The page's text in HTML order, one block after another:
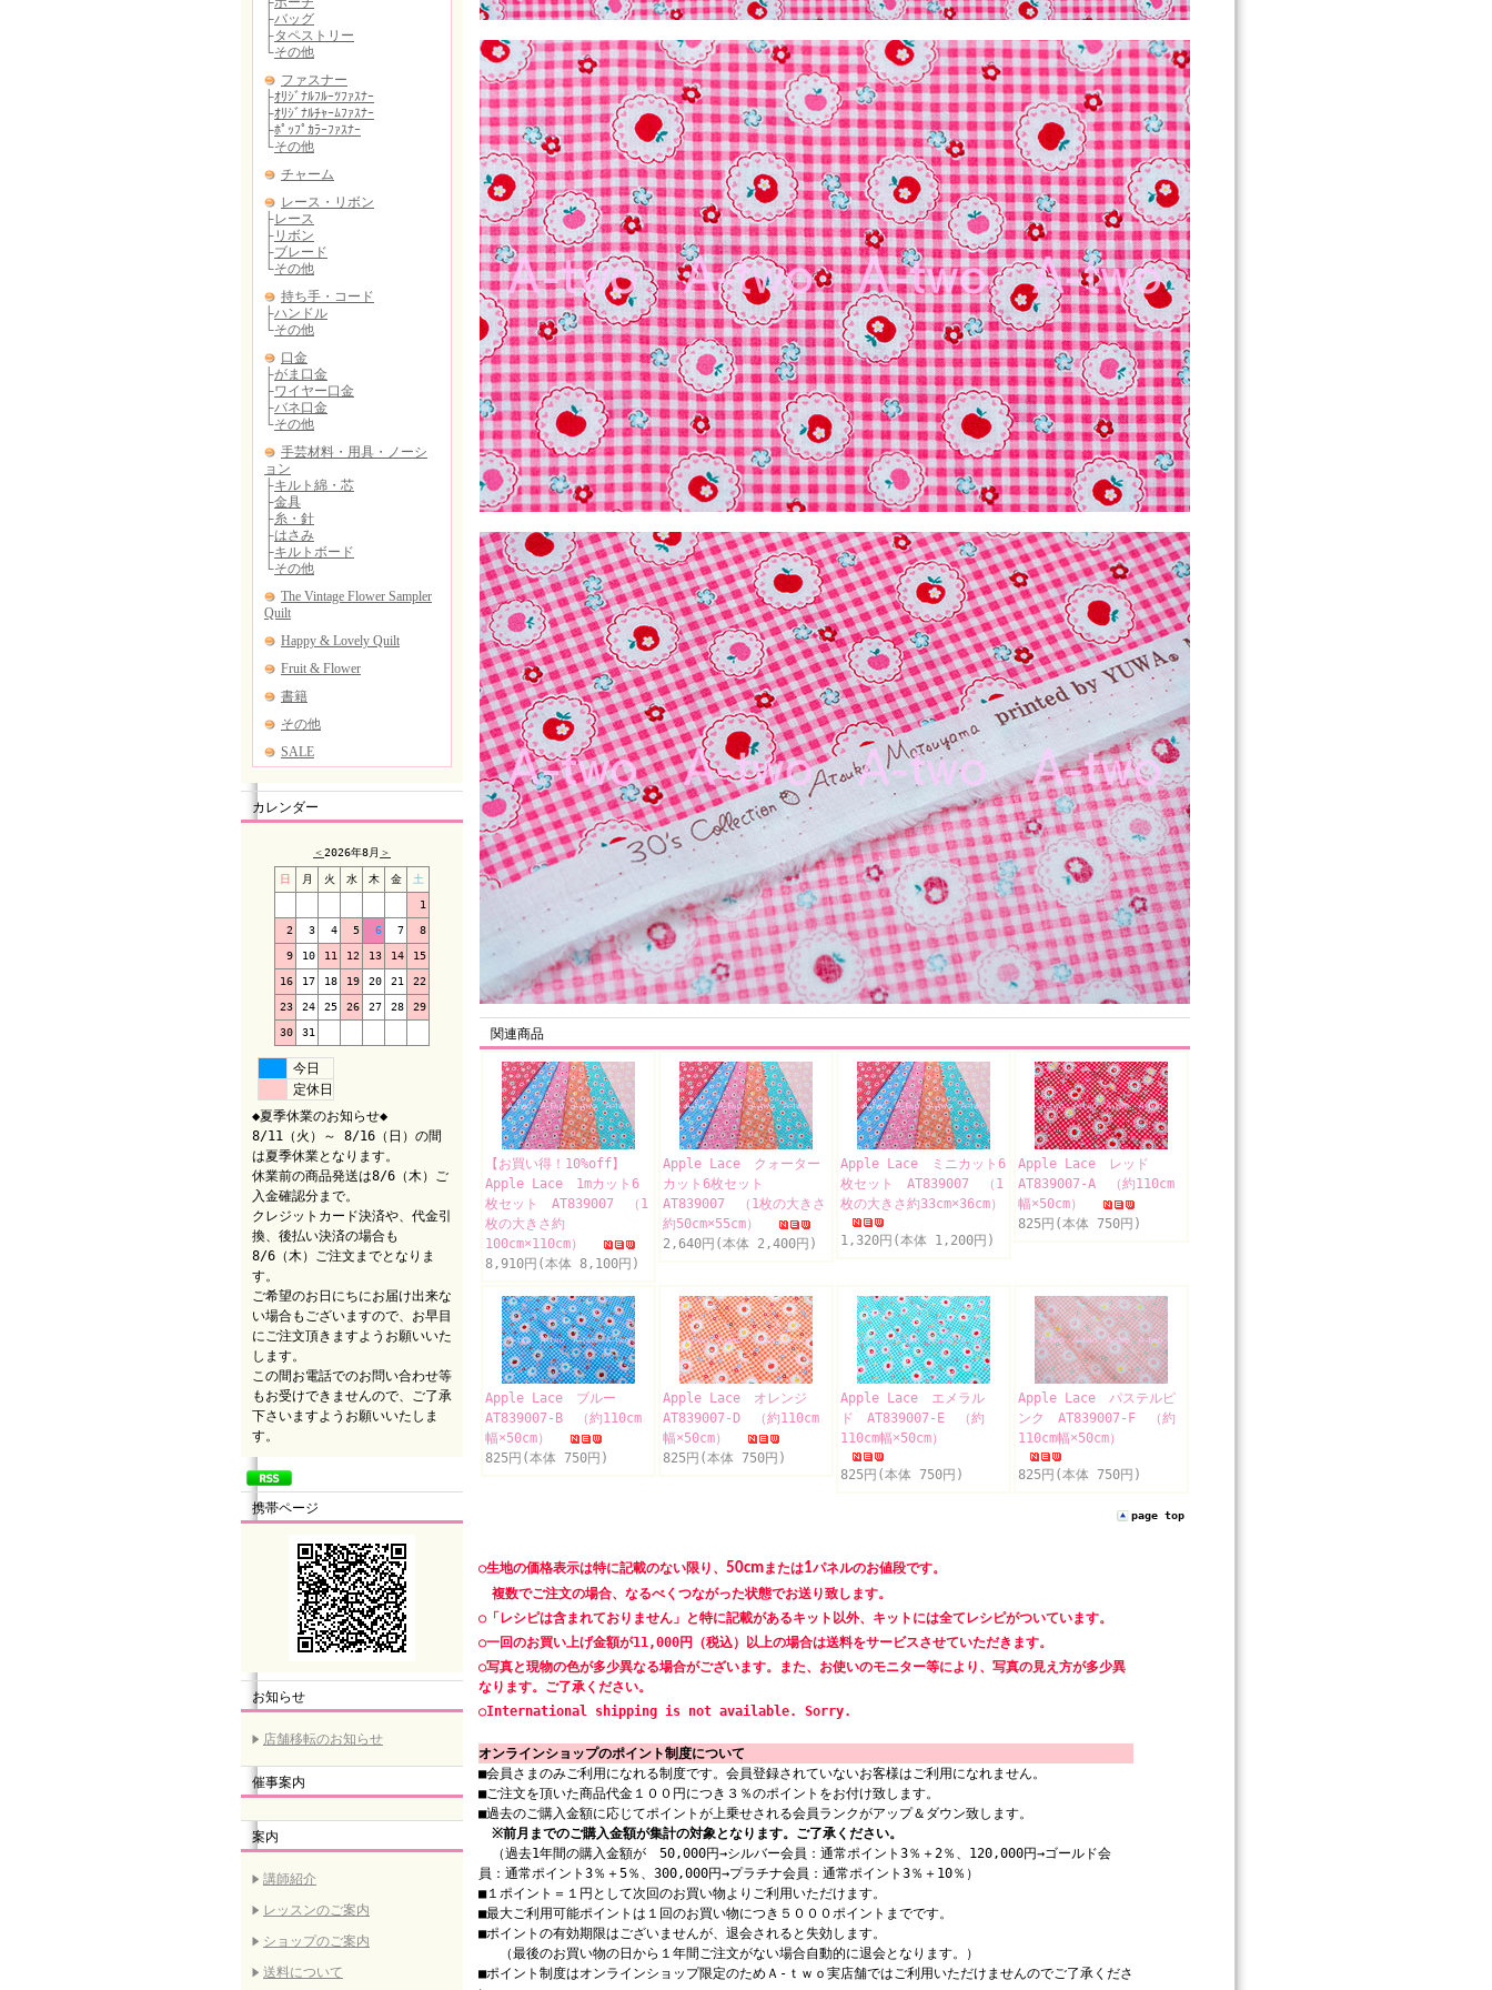
カレンダー
＜2026年8月 ＞
日 月 火 水 木 金 土
1
2 3 4 5 6 7 8
9 10 11 12 13 14 15
16 17 18 19 20 21 22
23 24 25 26 27 28 29
30 31
今日
定休日
◆夏季休業のお知らせ◆
8/11（火）～ 8/16（日）の間
は夏季休業となります。
休業前の商品発送は8/6（木）ご
入金確認分まで。
クレジットカード決済や、代金引
換、後払い決済の場合も
8/6（木）ご注文までとなりま
す。
ご希望のお日にちにお届け出来な
い場合もございますので、お早目
にご注文頂きますようお願いいた
します。
この間お電話でのお問い合わせ等
もお受けできませんので、ご了承
下さいますようお願いいたしま
す。
携帯ページ
お知らせ
店舗移転のお知らせ
催事案内
案内
講師紹介
レッスンのご案内
ショップのご案内
送料について
関連商品
【お買い得！10%off】
Apple Lace 1mカット6
枚セット AT839007 （1
枚の大きさ約
100cm×110cm）
8,910円(本体 8,100円)
Apple Lace クォーター
カット6枚セット
AT839007 （1枚の大きさ
約50cm×55cm）
2,640円(本体 2,400円)
Apple Lace ミニカット6
枚セット AT839007 （1
枚の大きさ約33cm×36cm）
1,320円(本体 1,200円)
Apple Lace レッド
AT839007-A （約110cm
幅×50cm）
825円(本体 750円)
Apple Lace ブルー
AT839007-B （約110cm
幅×50cm）
825円(本体 750円)
Apple Lace オレンジ
AT839007-D （約110cm
幅×50cm）
825円(本体 750円)
Apple Lace エメラル
ド AT839007-E （約
110cm幅×50cm）
825円(本体 750円)
Apple Lace パステルピ
ンク AT839007-F （約
110cm幅×50cm）
825円(本体 750円)
page top
○生地の価格表示は特に記載のない限り、 50cmまたは1パネルのお値段です。
複数でご注文の場合、なるべくつながった状態でお送り致します。
○「レシピは含まれておりません」と特に記載があるキット以外、キットには全てレシピがついています。
○一回のお買い上げ金額が11,000円（税込）以上の場合は送料をサービスさせていただきます。
○写真と現物の色が多少異なる場合がございます。また、お使いのモニター等により、写真の見え方が多少異
なります。ご了承ください。
○International shipping is not available. Sorry.
オンラインショップのポイント制度について
■会員さまのみご利用になれる制度です。会員登録されていないお客様はご利用になれません。
■ご注文を頂いた商品代金１００円につき３％のポイントをお付け致します。
■過去のご購入金額に応じてポイントが上乗せされる会員ランクがアップ＆ダウン致します。
※前月までのご購入金額が集計の対象となります。ご了承ください。
（過去1年間の購入金額が 50,000円→シルバー会員：通常ポイント3％＋2％、120,000円→ゴールド会
員：通常ポイント3％＋5％、300,000円→プラチナ会員：通常ポイント3％＋10％）
■１ポイント＝１円として次回のお買い物よりご利用いただけます。
■最大ご利用可能ポイントは１回のお買い物につき５０００ポイントまでです。
■ポイントの有効期限はございませんが、退会されると失効します。
（最後のお買い物の日から１年間ご注文がない場合自動的に退会となります。）
■ポイント制度はオンラインショップ限定のためＡ-ｔｗｏ実店舗ではご利用いただけませんのでご了承くださ